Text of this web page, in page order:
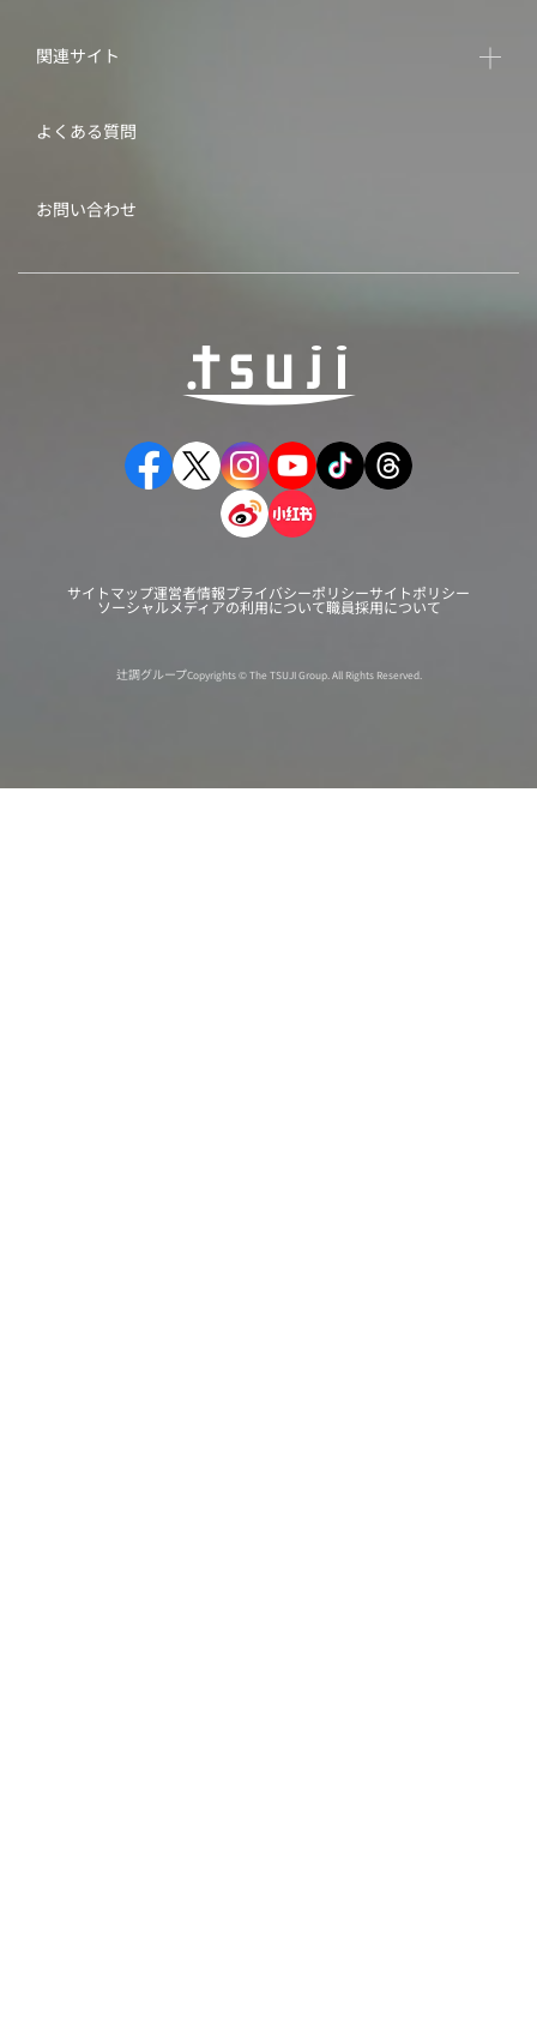
関連サイト
よくある質問
お問い合わせ
サイトマップ運営者情報プライバシーポリシーサイトポリシー
ソーシャルメディアの利用について職員採用について
辻調グループCopyrights © The TSUJI Group. All Rights Reserved.